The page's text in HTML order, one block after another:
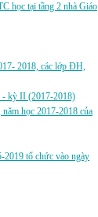
học tại tầng 2 nhà Giáo
2018, các lớp ĐH,
- kỳ II (2017-2018)
học 2017-2018 của
2019 tổ chức vào ngày